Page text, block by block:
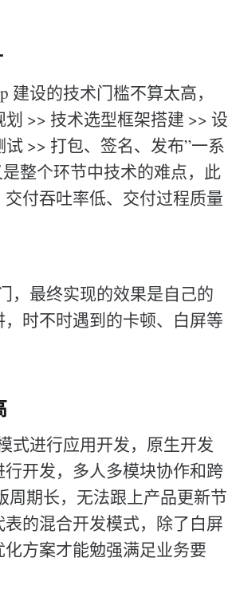
设的技术门槛不算太高，
>> 技术选型框架搭建 >> 设
>> 打包、签名、发布”一系
整个环节中技术的难点，此
付吞吐率低、交付过程质量
，最终实现的效果是自己的
时不时遇到的卡顿、白屏等
式进行应用开发，原生开发
开发，多人多模块协作和跨
周期长，无法跟上产品更新节
的混合开发模式，除了白屏
方案才能勉强满足业务要